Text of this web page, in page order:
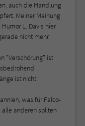
auch die Handlung
Meiner Meinung
L. Davis hier
nicht mehr
"Verschörung" ist
ist nicht
was für Falco-
alle anderen sollten